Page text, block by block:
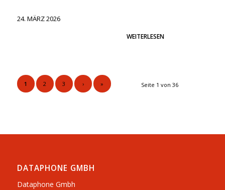
24. MÄRZ 2026
WEITERLESEN
Seite 1 von 36
1 2 3 › »
DATAPHONE GMBH
Dataphone Gmbh